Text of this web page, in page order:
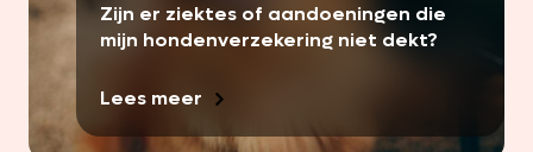
Zijn er ziektes of aandoeningen die
mijn hondenverzekering niet dekt?
Lees meer